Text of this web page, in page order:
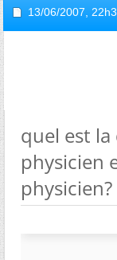
13/06/2007,
quel est
physicien
physicien?